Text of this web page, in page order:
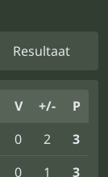
Resultaat
V +/-
P
0 2
3
0 1
3